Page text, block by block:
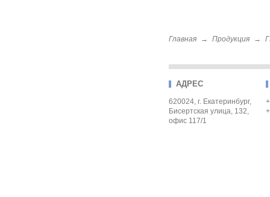
Главная → Продукция →
АДРЕС
620024, г. Екатеринбург,
Бисертская улица, 132,
офис 117/1